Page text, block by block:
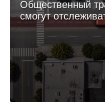
Общественный
смогут